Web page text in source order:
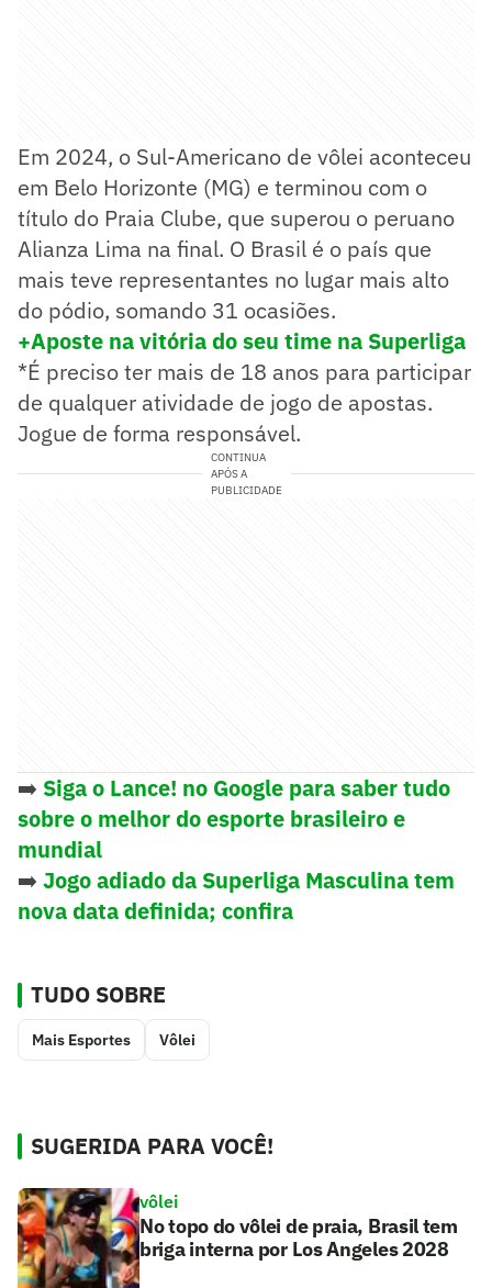
Em 2024, o Sul-Americano de vôlei aconteceu
em Belo Horizonte (MG) e terminou com o
título do Praia Clube, que superou o peruano
Alianza Lima na final. O Brasil é o país que
mais teve representantes no lugar mais alto
do pódio, somando 31 ocasiões.
+Aposte na vitória do seu time na Superliga
*É preciso ter mais de 18 anos para participar
de qualquer atividade de jogo de apostas.
Jogue de forma responsável.
CONTINUA
APÓS A
PUBLICIDADE
➡️ Siga o Lance! no Google para saber tudo
sobre o melhor do esporte brasileiro e
mundial
➡️ Jogo adiado da Superliga Masculina tem
nova data definida; confira
TUDO SOBRE
Mais Esportes Vôlei
SUGERIDA PARA VOCÊ!
vôlei
No topo do vôlei de praia, Brasil tem
briga interna por Los Angeles 2028